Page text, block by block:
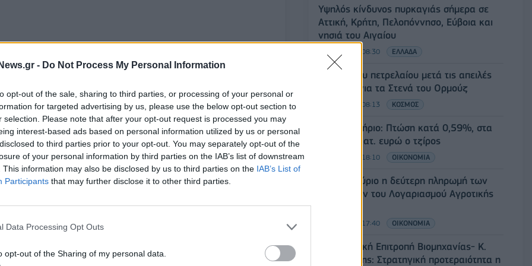
- Do Not Process My Personal Information
opt-out of the sale, sharing to third parties, or processing of your personal or
for targeted advertising by us, please use the below opt-out section to
selection. Please note that after your opt-out request is processed you may
interest-based ads based on personal information utilized by us or personal
to third parties prior to your opt-out. You may separately opt-out of the
of your personal information by third parties on the IAB’s list of downstream
This information may also be disclosed by us to third parties on the IAB’s List of
Participants that may further disclose it to other third parties.
Data Processing Opt Outs
opt-out of the Sharing of my personal data.
της επιλογής τους από το Μητρώο Παρόχων
των voucher κοινωνικού τουρισμού της
2026 και για συγκεκριμένες περιοχές
συμμετοχή, σε καταλύματα των νησιών Λέρος,
Υψηλός κίνδυνος πυρκαγιάς σήμερα σε
Αττική, Κρήτη, Πελοπόννησο, Εύβοια και
νησιά του Αιγαίου
07/08/2026 - 08:30 ΕΛΛΑΔΑ
Άνοδος του πετρελαίου μετά τις απειλές
του Ιράν για τα Στενά του Ορμούζ
07/08/2026 - 08:13 ΚΟΣΜΟΣ
Χρηματιστήριο: Πτώση κατά 0,59%, στα
320,42 εκατ. ευρώ ο τζίρος
06/08/2026 - 18:10 ΟΙΚΟΝΟΜΙΑ
ΟΠΕΚΑ: Αύριο η δεύτερη πληρωμή των
δικαιούχων του Λογαριασμού Αγροτικής
06/08/2026 - 17:40 ΟΙΚΟΝΟΜΙΑ
Κυβερνητική Επιτροπή Βιομηχανίας- Κ.
Μητσοτάκης: Στρατηγική προτεραιότητα η